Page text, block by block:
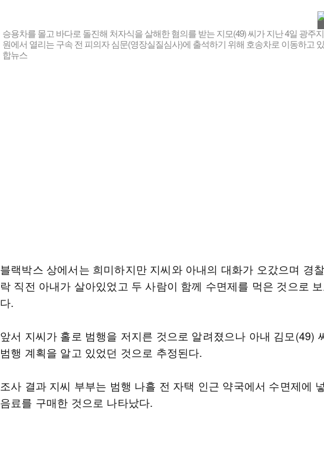
승용차를 몰고 바다로 돌진해 처자식을 살해한 혐의를 받는 지모(49) 씨가 지난 4일 광주
원에서 열리는 구속 전 피의자 심문(영장실질심사)에 출석하기 위해 호송차로 이동하고
합뉴스
블랙박스 상에서는 희미하지만 지씨와 아내의 대화가 오갔으며 경
락 직전 아내가 살아있었고 두 사람이 함께 수면제를 먹은 것으로
다.
앞서 지씨가 홀로 범행을 저지른 것으로 알려졌으나 아내 김모(49)
범행 계획을 알고 있었던 것으로 추정된다.
조사 결과 지씨 부부는 범행 나흘 전 자택 인근 약국에서 수면제에
음료를 구매한 것으로 나타났다.